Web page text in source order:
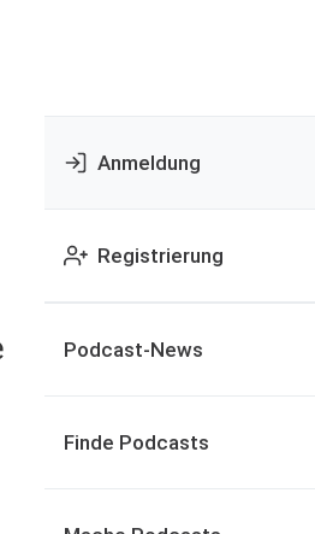
Anmeldung
Registrierung
Podcast-News
Finde Podcasts